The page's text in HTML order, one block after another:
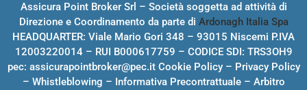
Assicura Point Broker Srl – Società soggetta ad attività di
Direzione e Coordinamento da parte di Ardonagh Italia Spa
HEADQUARTER: Viale Mario Gori 348 – 93015 Niscemi P.IVA
12003220014 – RUI B000617759 – CODICE SDI: TRS3OH9
pec: assicurapointbroker@pec.it Cookie Policy– Privacy Policy
– Whistleblowing – Informativa Precontrattuale– Arbitro